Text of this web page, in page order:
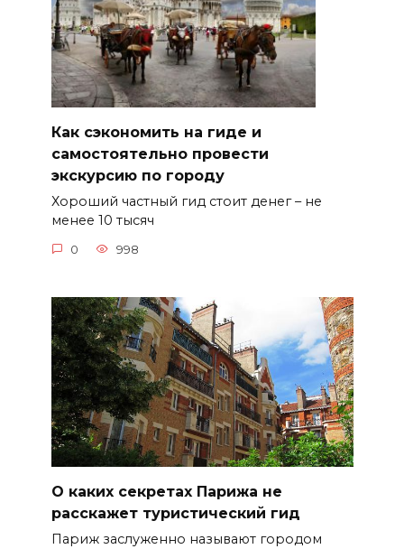
Как сэкономить на гиде и
самостоятельно провести
экскурсию по городу
Хороший частный гид стоит денег – не
менее 10 тысяч
0 998
О каких секретах Парижа не
расскажет туристический гид
Париж заслуженно называют городом